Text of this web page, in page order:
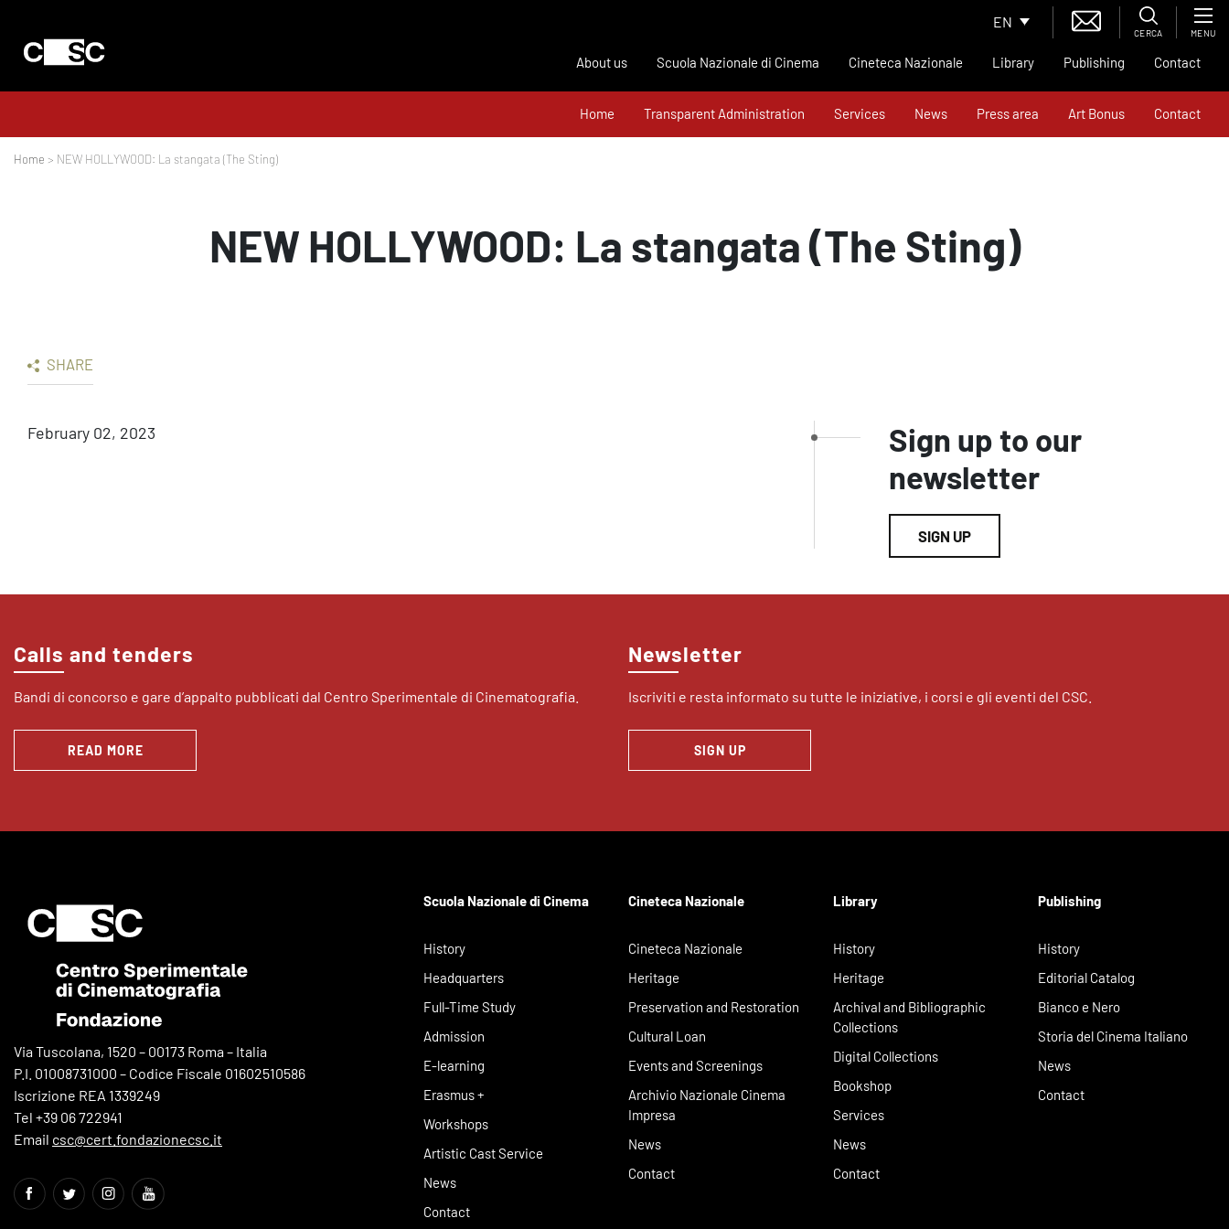
EN
CERCA MENU
About us Scuola Nazionale di Cinema Cineteca Nazionale Library Publishing Contact
Home Transparent Administration Services News Press area Art Bonus Contact
Home > NEW HOLLYWOOD: La stangata (The Sting)
NEW HOLLYWOOD: La stangata (The Sting)
SHARE
February 02, 2023
Sign up to our
newsletter
SIGN UP
Calls and tenders
Bandi di concorso e gare d’appalto pubblicati dal Centro Sperimentale di Cinematografia.
READ MORE
Newsletter
Iscriviti e resta informato su tutte le iniziative, i corsi e gli eventi del CSC.
SIGN UP
Via Tuscolana, 1520 – 00173 Roma – Italia
P.I. 01008731000 – Codice Fiscale 01602510586
Iscrizione REA 1339249
Tel +39 06 722941
Email csc@cert.fondazionecsc.it
Scuola Nazionale di Cinema
History
Headquarters
Full-Time Study
Admission
E-learning
Erasmus +
Workshops
Artistic Cast Service
News
Contact
Cineteca Nazionale
Cineteca Nazionale
Heritage
Preservation and Restoration
Cultural Loan
Events and Screenings
Archivio Nazionale Cinema
Impresa
News
Contact
Library
History
Heritage
Archival and Bibliographic
Collections
Digital Collections
Bookshop
Services
News
Contact
Publishing
History
Editorial Catalog
Bianco e Nero
Storia del Cinema Italiano
News
Contact